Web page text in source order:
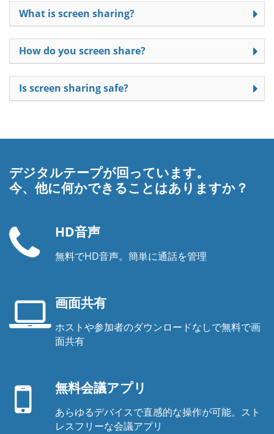
What is screen sharing?
How do you screen share?
Is screen sharing safe?
デジタルテープが回っています。
今、他に何かできることはありますか？
機
HD音声
無料でHD音声。簡単に通話を管理
パ
コ
画面共有
ホストや参加者のダウンロードなしで無料で画
面共有
ル
無料会議アプリ
あらゆるデバイスで直感的な操作が可能。スト
レスフリーな会議アプリ